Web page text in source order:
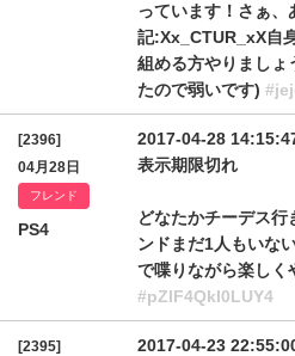
っています！さぁ
記:Xx_CTUR_xX自
組める方やりましょ
たので弱いです)
[2396]
04月28日
フレンド
PS4
2017-04-28
表示期限切れ
どなたかチーデス
ンドまだ1人もいな
で喋りながら楽しく
#pZlF4QkI0LUY4
[2395]
2017-04-23